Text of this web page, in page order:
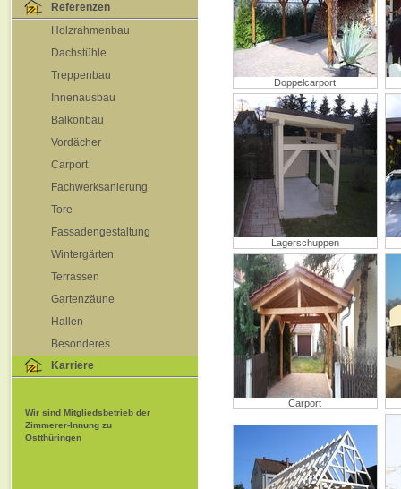
Referenzen
Holzrahmenbau
Dachstühle
Treppenbau
Innenausbau
Balkonbau
Vordächer
Carport
Fachwerksanierung
Tore
Fassadengestaltung
Wintergärten
Terrassen
Gartenzäune
Hallen
Besonderes
Karriere
Wir sind Mitgliedsbetrieb der
Zimmerer-Innung zu
Ostthüringen
Doppelcarport
Lagerschuppen
Carport